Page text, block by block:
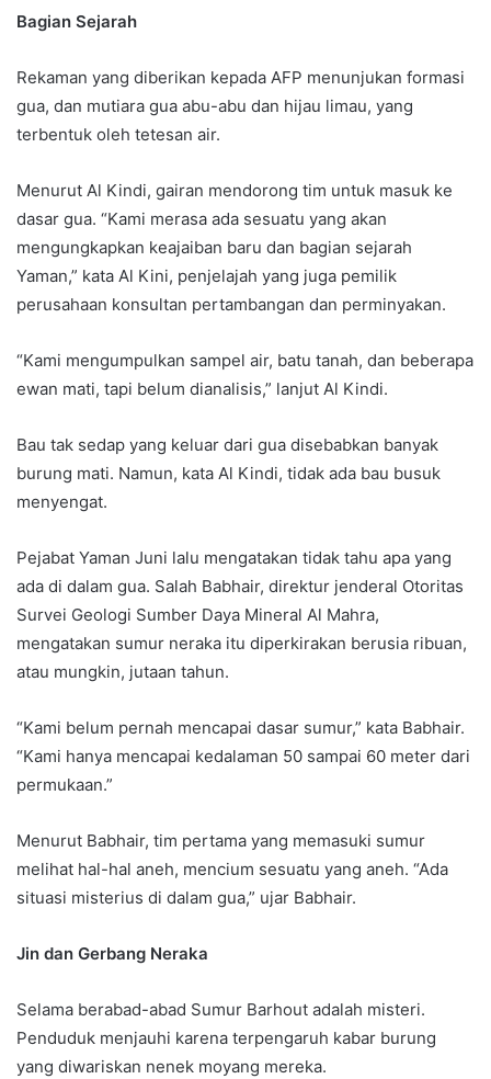
Bagian Sejarah
Rekaman yang diberikan kepada AFP menunjukan formasi
gua, dan mutiara gua abu-abu dan hijau limau, yang
terbentuk oleh tetesan air.
Menurut Al Kindi, gairan mendorong tim untuk masuk ke
dasar gua. “Kami merasa ada sesuatu yang akan
mengungkapkan keajaiban baru dan bagian sejarah
Yaman,” kata Al Kini, penjelajah yang juga pemilik
perusahaan konsultan pertambangan dan perminyakan.
“Kami mengumpulkan sampel air, batu tanah, dan beberapa
ewan mati, tapi belum dianalisis,” lanjut Al Kindi.
Bau tak sedap yang keluar dari gua disebabkan banyak
burung mati. Namun, kata Al Kindi, tidak ada bau busuk
menyengat.
Pejabat Yaman Juni lalu mengatakan tidak tahu apa yang
ada di dalam gua. Salah Babhair, direktur jenderal Otoritas
Survei Geologi Sumber Daya Mineral Al Mahra,
mengatakan sumur neraka itu diperkirakan berusia ribuan,
atau mungkin, jutaan tahun.
“Kami belum pernah mencapai dasar sumur,” kata Babhair.
“Kami hanya mencapai kedalaman 50 sampai 60 meter dari
permukaan.”
Menurut Babhair, tim pertama yang memasuki sumur
melihat hal-hal aneh, mencium sesuatu yang aneh. “Ada
situasi misterius di dalam gua,” ujar Babhair.
Jin dan Gerbang Neraka
Selama berabad-abad Sumur Barhout adalah misteri.
Penduduk menjauhi karena terpengaruh kabar burung
yang diwariskan nenek moyang mereka.